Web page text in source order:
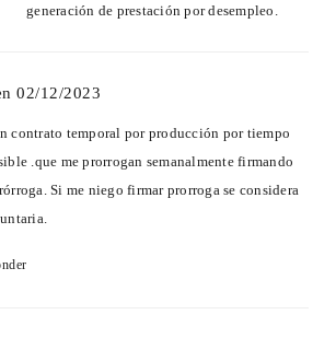
generación de prestación por desempleo.
02/12/2023
contrato temporal por producción por tiempo
.que me prorrogan semanalmente firmando
Si me niego firmar prorroga se considera